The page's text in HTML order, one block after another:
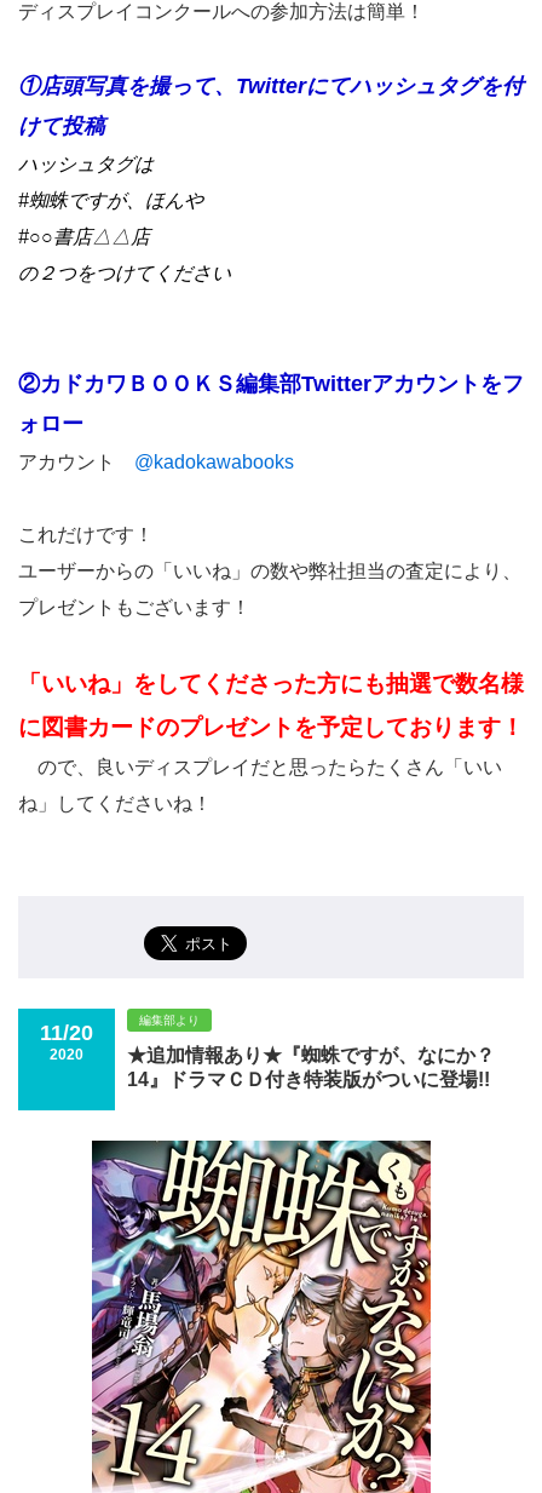
ディスプレイコンクールへの参加方法は簡単！
①店頭写真を撮って、Twitterにてハッシュタグを付
けて投稿
ハッシュタグは
#蜘蛛ですが、ほんや
#○○書店△△店
の２つをつけてください
②カドカワＢＯＯＫＳ編集部Twitterアカウントをフ
ォロー
アカウント @kadokawabooks
これだけです！
ユーザーからの「いいね」の数や弊社担当の査定により、
プレゼントもございます！
「いいね」をしてくださった方にも抽選で数名様
に図書カードのプレゼントを予定しております！
ので、良いディスプレイだと思ったらたくさん「いい
ね」してくださいね！
11/20
2020
編集部より
★追加情報あり★『蜘蛛ですが、なにか？
14』ドラマＣＤ付き特装版がついに登場!!